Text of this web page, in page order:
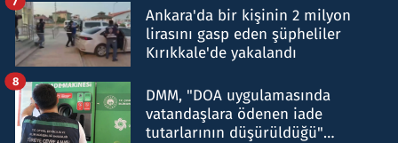
Ankara'da bir kişinin 2 milyon
lirasını gasp eden şüpheliler
Kırıkkale'de yakalandı
DMM, "DOA uygulamasında
vatandaşlara ödenen iade
tutarlarının düşürüldüğü"
8